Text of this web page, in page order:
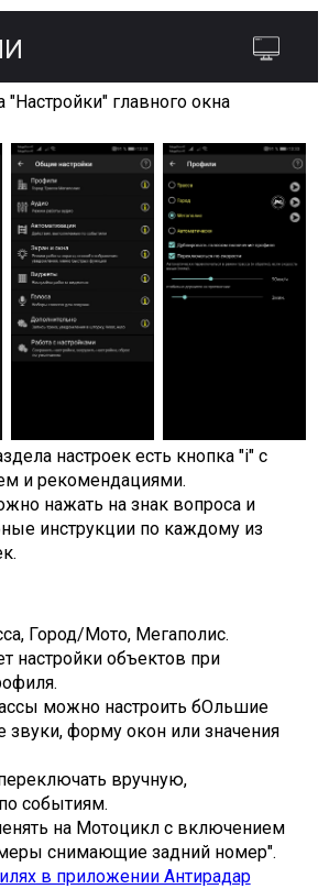
"Настройки" главного окна
настроек есть кнопка "i" с
и рекомендациями.
нажать на знак вопроса и
инструкции по каждому из
Город/Мото, Мегаполис.
настройки объектов при
можно настроить бОльшие
звуки, форму окон или значения
вручную,
событиям.
на Мотоцикл с включением
снимающие задний номер".
в приложении Антирадар